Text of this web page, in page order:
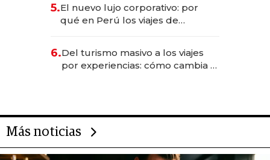
Fénix
5.El nuevo lujo corporativo: por
qué en Perú los viajes de
transformadoras
6.Del turismo masivo a los viajes
por experiencias: cómo cambia el
Más noticias